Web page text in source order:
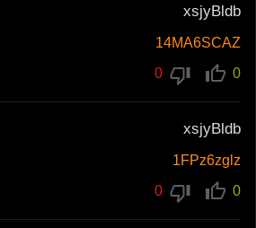
xsjyBldb
14MA6SCAZ
0
xsjyBldb
1FPz6zglz
0